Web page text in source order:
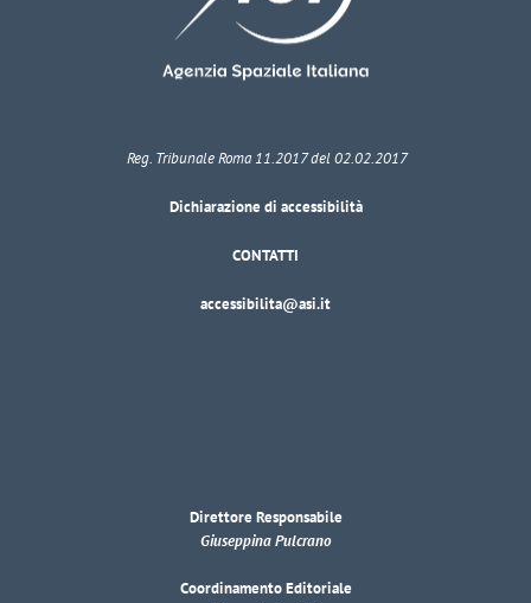
Reg. Tribunale Roma 11.2017 del 02.02.2017
Dichiarazione di accessibilità
CONTATTI
accessibilita@asi.it
Direttore Responsabile
Giuseppina Pulcrano
Coordinamento Editoriale